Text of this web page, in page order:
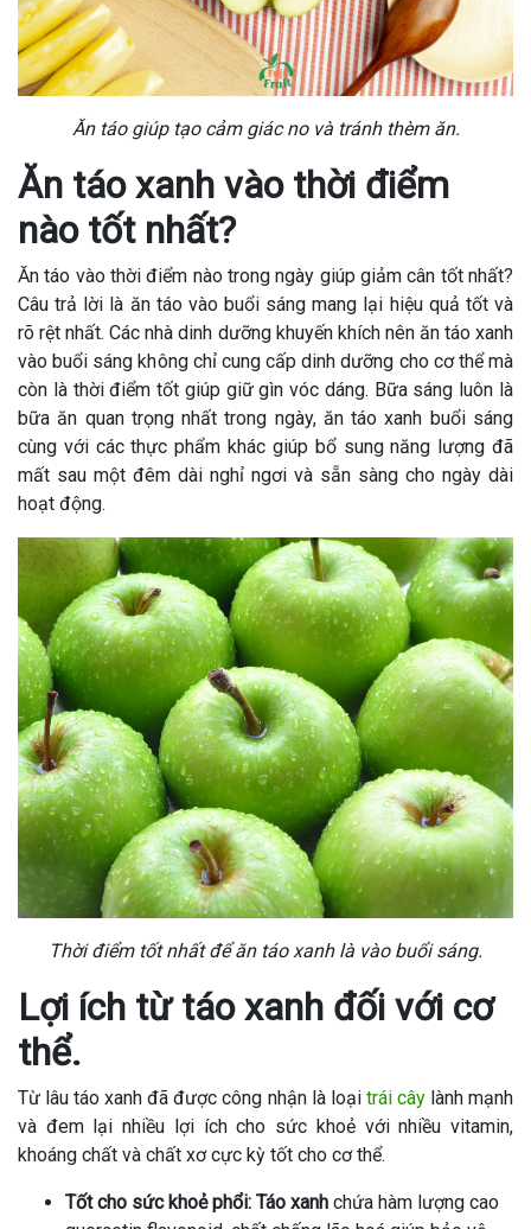
Ăn táo giúp tạo cảm giác no và tránh thèm ăn.
Ăn táo xanh vào thời điểm
nào tốt nhất?
Ăn táo vào thời điểm nào trong ngày giúp giảm cân tốt nhất?
Câu trả lời là ăn táo vào buổi sáng mang lại hiệu quả tốt và
rõ rệt nhất. Các nhà dinh dưỡng khuyến khích nên ăn táo xanh
vào buổi sáng không chỉ cung cấp dinh dưỡng cho cơ thể mà
còn là thời điểm tốt giúp giữ gìn vóc dáng. Bữa sáng luôn là
bữa ăn quan trọng nhất trong ngày, ăn táo xanh buổi sáng
cùng với các thực phẩm khác giúp bổ sung năng lượng đã
mất sau một đêm dài nghỉ ngơi và sẵn sàng cho ngày dài
hoạt động.
Thời điểm tốt nhất để ăn táo xanh là vào buổi sáng.
Lợi ích từ táo xanh đối với cơ
thể.
Từ lâu táo xanh đã được công nhận là loại trái câylành mạnh
và đem lại nhiều lợi ích cho sức khoẻ với nhiều vitamin,
khoáng chất và chất xơ cực kỳ tốt cho cơ thể.
Tốt cho sức khoẻ phổi: Táo xanh chứa hàm lượng cao